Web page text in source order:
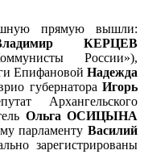
прямую вышли:
КЕРЦЕВ
России»),
Епифановой Надежда
губернатора Игорь
Архангельского
Ольга ОСИЦЫНА
парламенту Василий
зарегистрированы